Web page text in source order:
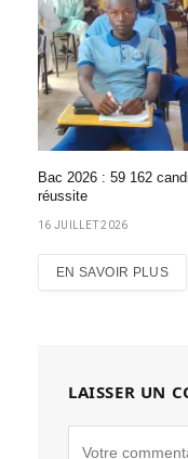
Bac 2026 : 59 162
réussite
16 JUILLET 2026
EN SAVOIR PLUS
LAISSER UN